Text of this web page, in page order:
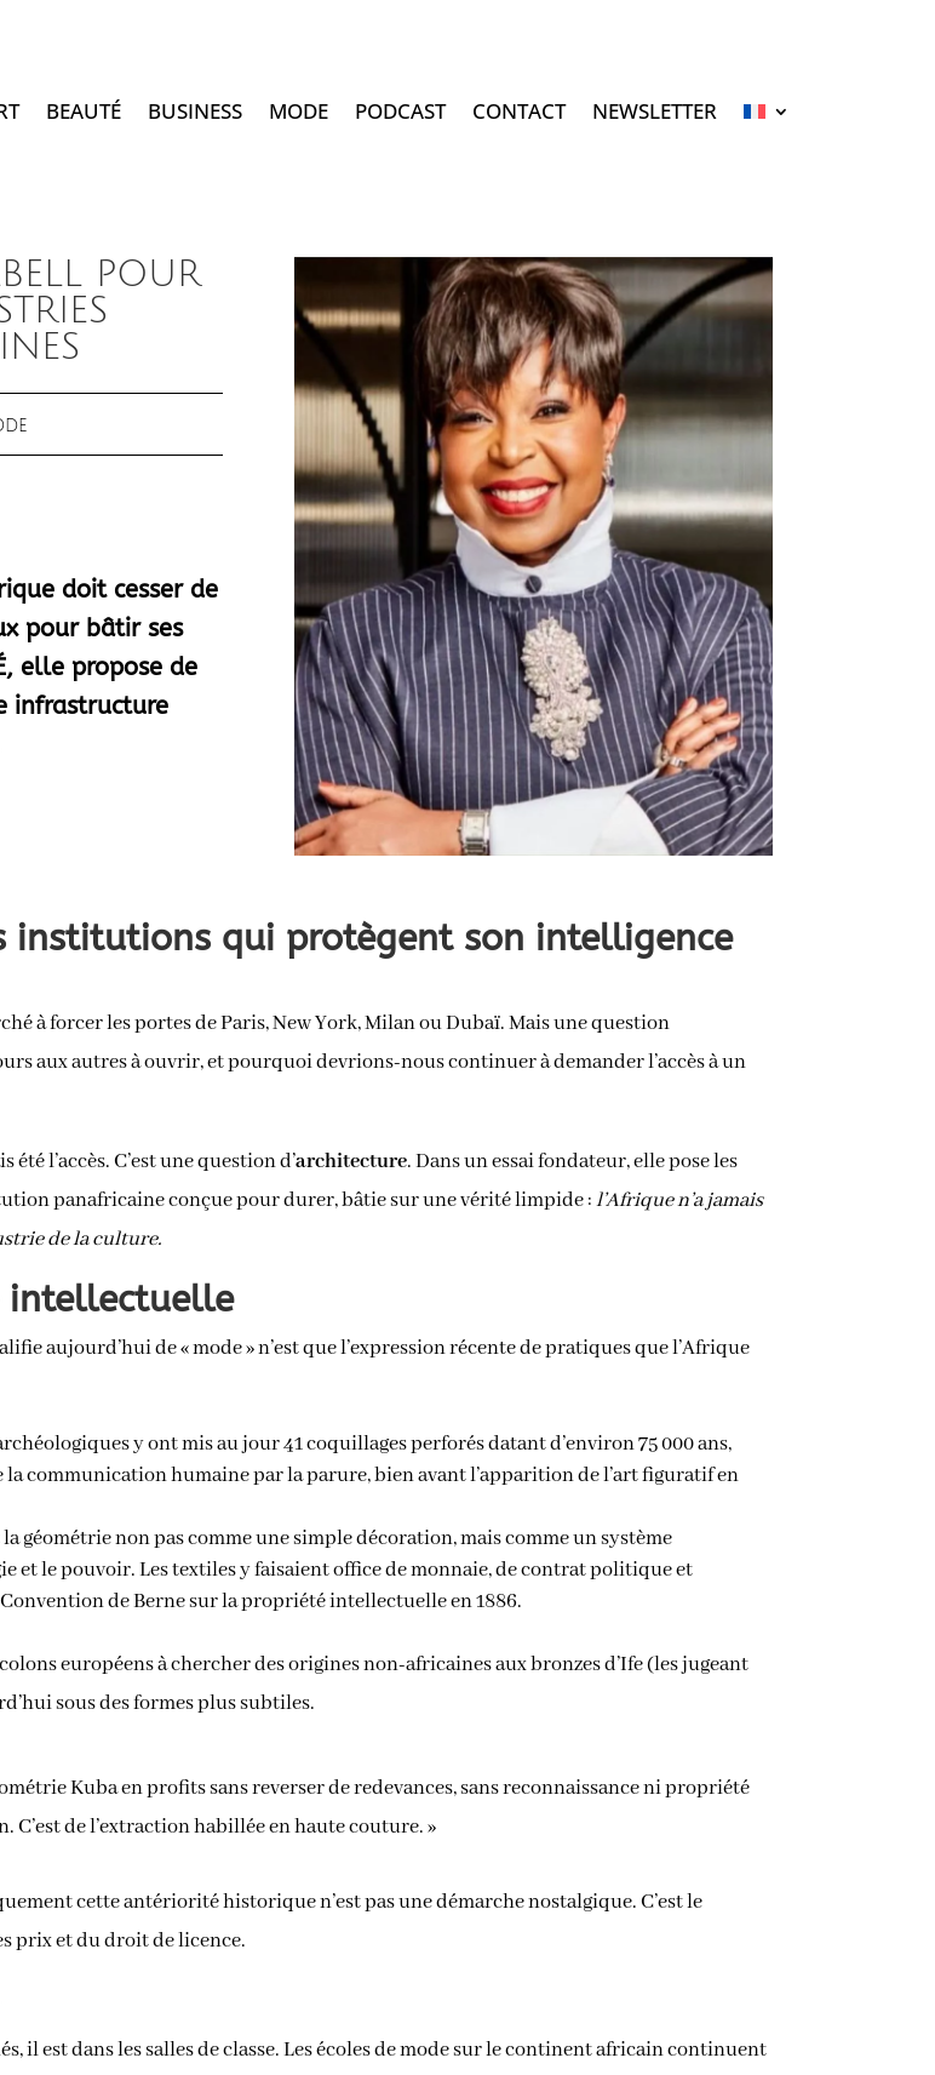
BEAUTÉ BUSINESS MODE PODCAST CONTACT NEWSLETTER
POUR
doit cesser de
pour bâtir ses
elle propose de
infrastructure
institutions qui protègent son intelligence
à forcer les portes de Paris, New York, Milan ou Dubaï. Mais une question
aux autres à ouvrir, et pourquoi devrions-nous continuer à demander l’accès à un
l’accès. C’est une question d’architecture. Dans un essai fondateur, elle pose les
panafricaine conçue pour durer, bâtie sur une vérité limpide :l’Afrique n’a jamais
de la culture.
intellectuelle
aujourd’hui de « mode » n’est que l’expression récente de pratiques que l’Afrique
y ont mis au jour 41 coquillages perforés datant d’environ 75 000 ans,
la communication humaine par la parure, bien avant l’apparition de l’art figuratif en
géométrie non pas comme une simple décoration, mais comme un système
et le pouvoir. Les textiles y faisaient office de monnaie, de contrat politique et
de Berne sur la propriété intellectuelle en 1886.
européens à chercher des origines non-africaines aux bronzes d’Ife (les jugeant
sous des formes plus subtiles.
Kuba en profits sans reverser de redevances, sans reconnaissance ni propriété
C’est de l’extraction habillée en haute couture. »
cette antériorité historique n’est pas une démarche nostalgique. C’est le
prix et du droit de licence.
il est dans les salles de classe. Les écoles de mode sur le continent africain continuent